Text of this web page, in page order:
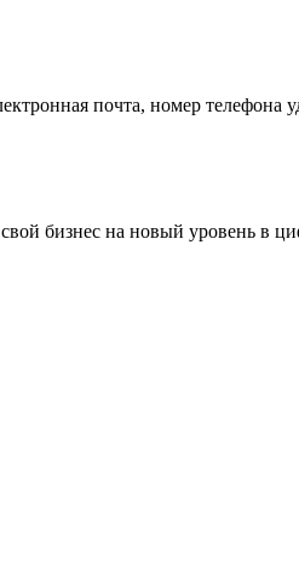
почта, номер
бизнес на новый уровень в